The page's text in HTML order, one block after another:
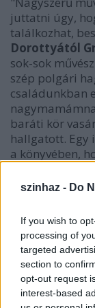
szinhaz - Do
If you wish to
processing of
targeted
section to
opt-out request
interest-based
juttatni úgy,
találkozhat,
Dorottyától
sok-sok
szép polgári
családunkban
baráti kör
hallgatott. Egy
a könyvében,